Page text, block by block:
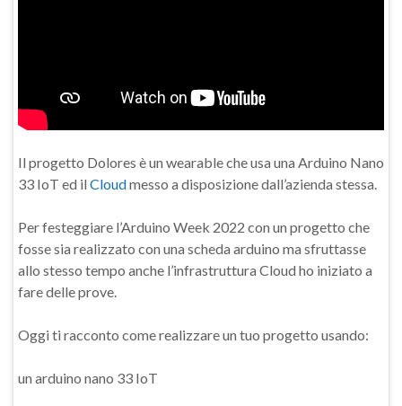
Il progetto Dolores è un wearable che usa una Arduino Nano
33 IoT ed il Cloudmesso a disposizione dall’azienda stessa.
Per festeggiare l’Arduino Week 2022 con un progetto che
fosse sia realizzato con una scheda arduino ma sfruttasse
allo stesso tempo anche l’infrastruttura Cloud ho iniziato a
fare delle prove.
Oggi ti racconto come realizzare un tuo progetto usando:
un arduino nano 33 IoT